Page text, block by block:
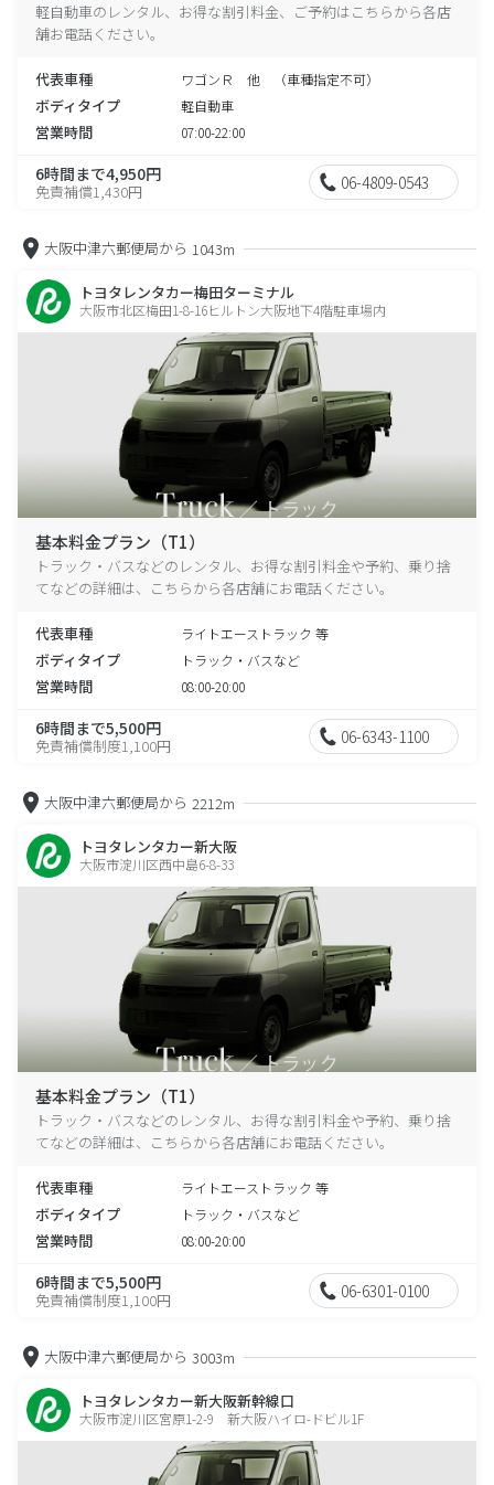
軽自動車のレンタル、お得な割引料金、ご予約はこちらから各店
舗お電話ください。
代表車種 ワゴンＲ 他 （車種指定不可）
ボディタイプ 軽自動車
営業時間 07:00-22:00
6時間まで4,950円
免責補償1,430円 06-4809-0543
大阪中津六郵便局から 1043m
トヨタレンタカー梅田ターミナル
大阪市北区梅田1-8-16ヒルトン大阪地下4階駐車場内
基本料金プラン（T1）
トラック・バスなどのレンタル、お得な割引料金や予約、乗り捨
てなどの詳細は、こちらから各店舗にお電話ください。
代表車種 ライトエーストラック 等
ボディタイプ トラック・バスなど
営業時間 08:00-20:00
6時間まで5,500円
免責補償制度1,100円 06-6343-1100
大阪中津六郵便局から 2212m
トヨタレンタカー新大阪
大阪市淀川区西中島6-8-33
基本料金プラン（T1）
トラック・バスなどのレンタル、お得な割引料金や予約、乗り捨
てなどの詳細は、こちらから各店舗にお電話ください。
代表車種 ライトエーストラック 等
ボディタイプ トラック・バスなど
営業時間 08:00-20:00
6時間まで5,500円
免責補償制度1,100円 06-6301-0100
大阪中津六郵便局から 3003m
トヨタレンタカー新大阪新幹線口
大阪市淀川区宮原1-2-9 新大阪ハイロ-ドビル1F